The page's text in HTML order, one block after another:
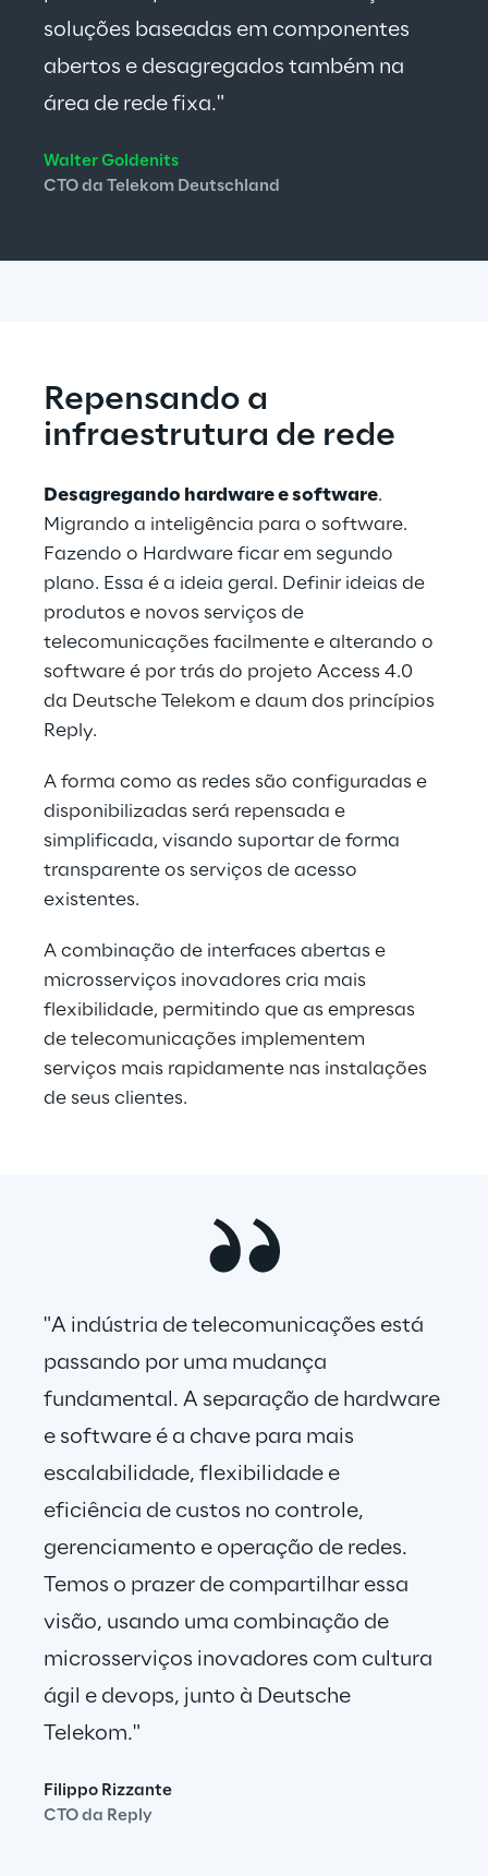
soluções baseadas em componentes
abertos e desagregados também na
área de rede fixa."
Walter Goldenits
CTO da Telekom Deutschland
Repensando a
infraestrutura de rede
Desagregando hardware e software.
Migrando a inteligência para o software.
Fazendo o Hardware ficar em segundo
plano. Essa é a ideia geral. Definir ideias de
produtos e novos serviços de
telecomunicações facilmente e alterando o
software é por trás do projeto Access 4.0
da Deutsche Telekom e daum dos princípios
Reply.
A forma como as redes são configuradas e
disponibilizadas será repensada e
simplificada, visando suportar de forma
transparente os serviços de acesso
existentes.
A combinação de interfaces abertas e
microsserviços inovadores cria mais
flexibilidade, permitindo que as empresas
de telecomunicações implementem
serviços mais rapidamente nas instalações
de seus clientes.
"A indústria de telecomunicações está
passando por uma mudança
fundamental. A separação de hardware
e software é a chave para mais
escalabilidade, flexibilidade e
eficiência de custos no controle,
gerenciamento e operação de redes.
Temos o prazer de compartilhar essa
visão, usando uma combinação de
microsserviços inovadores com cultura
ágil e devops, junto à Deutsche
Telekom."
Filippo Rizzante
CTO da Reply